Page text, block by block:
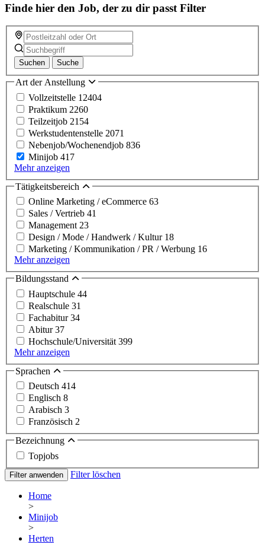
Finde hier den Job, der zu dir passt Filter
Suchen Suche
Art der Anstellung
Vollzeitstelle 12404
Praktikum 2260
Teilzeitjob 2154
Werkstudentenstelle 2071
Nebenjob/Wochenendjob 836
Minijob 417
Mehr anzeigen
Tätigkeitsbereich
Online Marketing / eCommerce 63
Sales / Vertrieb 41
Management 23
Design / Mode / Handwerk / Kultur 18
Marketing / Kommunikation / PR / Werbung 16
Mehr anzeigen
Bildungsstand
Hauptschule 44
Realschule 31
Fachabitur34
Abitur37
Hochschule/Universität 399
Mehr anzeigen
Sprachen
Deutsch 414
Englisch 8
Arabisch 3
Französisch 2
Bezeichnung
Topjobs
Filter anwenden Filter löschen
Home
>
Minijob
>
Herten